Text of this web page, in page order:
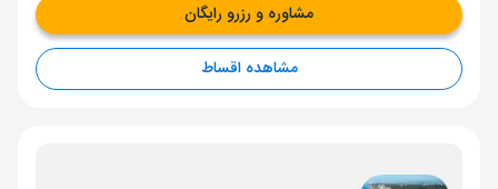
مشاوره و رزرو رایگان
مشاهده اقساط